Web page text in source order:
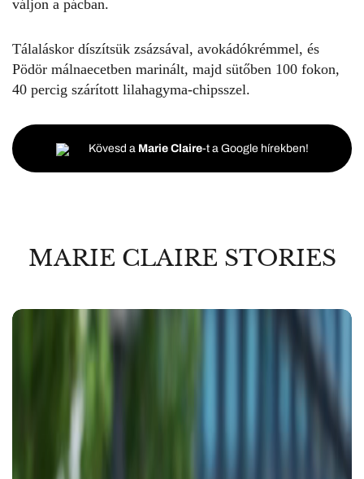
váljon a pácban.
Tálaláskor díszítsük zsázsával, avokádókrémmel, és
Pödör málnaecetben marinált, majd sütőben 100 fokon,
40 percig szárított lilahagyma-chipsszel.
Kövesd a Marie Claire-t a Google hírekben!
MARIE CLAIRE STORIES